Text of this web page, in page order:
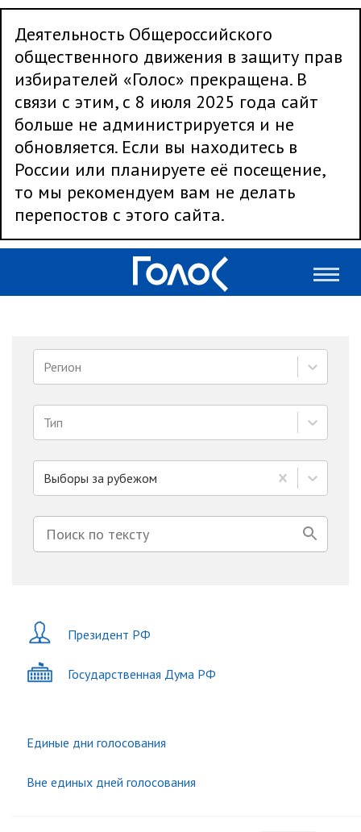
Деятельность Общероссийского
общественного движения в защиту прав
избирателей «Голос» прекращена. В
связи с этим, с 8 июля 2025 года сайт
больше не администрируется и не
обновляется. Если вы находитесь в
России или планируете её посещение,
то мы рекомендуем вам не делать
перепостов с этого сайта.
Регион
Тип
Выборы за рубежом
Президент РФ
Государственная Дума РФ
Единые дни голосования
Вне единых дней голосования